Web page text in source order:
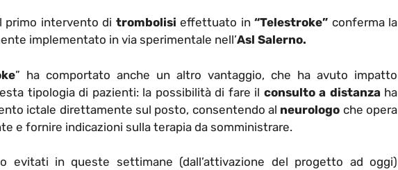
primo intervento di trombolisi effettuato in “Telestroke” conferma la
implementato in via sperimentale nell’Asl Salerno.
” ha comportato anche un altro vantaggio, che ha avuto impatto
tipologia di pazienti: la possibilità di fare il consulto a distanzaha
ictale direttamente sul posto, consentendo al neurologo che opera
e fornire indicazioni sulla terapia da somministrare.
evitati in queste settimane (dall’attivazione del progetto ad oggi)